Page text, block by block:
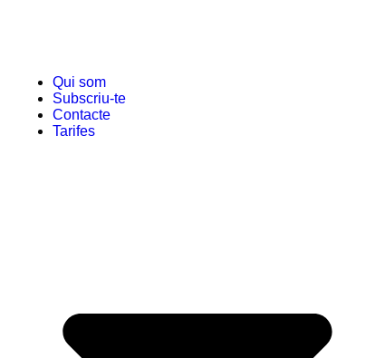
Qui som
Subscriu-te
Contacte
Tarifes